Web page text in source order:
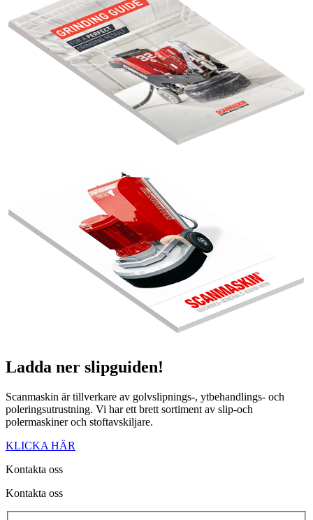
Ladda ner slipguiden!
Scanmaskin är tillverkare av golvslipnings-, ytbehandlings- och
poleringsutrustning. Vi har ett brett sortiment av slip-och
polermaskiner och stoftavskiljare.
KLICKA HÄR
Kontakta oss
Kontakta oss